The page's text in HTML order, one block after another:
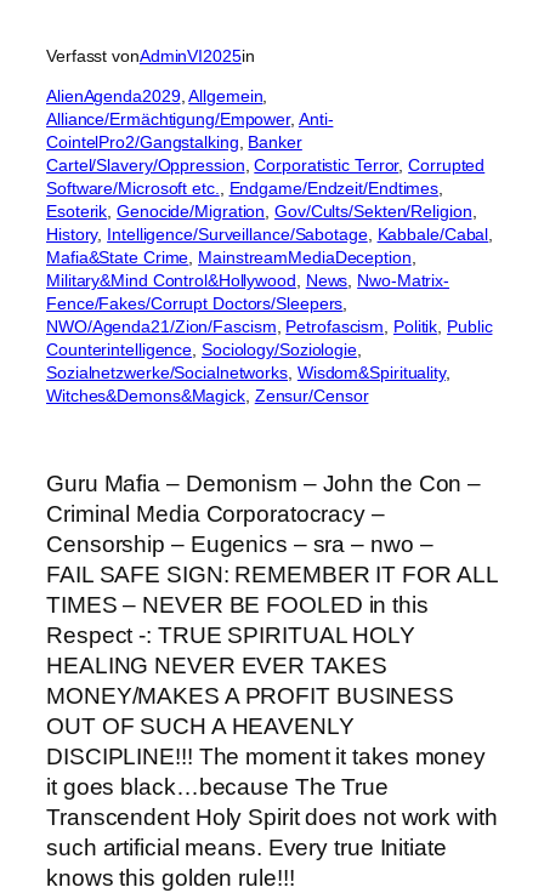
Verfasst vonAdminVI2025in
AlienAgenda2029, Allgemein
Alliance/Ermächtigung/Empower, Anti-
CointelPro2/Gangstalking Banker
Cartel/Slavery/Oppression , Corporatistic Terror, Corrupted
Software/Microsoft etc.
Endgame/Endzeit/Endtimes
Esoterik , Genocide/Migration , Gov/Cults/Sekten/Religion
History, Intelligence/Surveillance/Sabotage, Kabbale/Cabal
Mafia&State Crime MainstreamMediaDeception
Military&Mind Control&Hollywood
News Nwo-Matrix-
Fence/Fakes/Corrupt Doctors/Sleepers
NWO/Agenda21/Zion/Fascism Petrofascism Politik Public
Counterintelligence Sociology/Soziologie
Sozialnetzwerke/Socialnetworks Wisdom&Spirituality
Witches&Demons&Magick, Zensur/Censor
Guru Mafia – Demonism – John the Con –
Criminal Media Corporatocracy –
Censorship – Eugenics – sra – nwo –
FAIL SAFE SIGN: REMEMBER IT FOR ALL
TIMES – NEVER BE FOOLED in this
Respect -: TRUE SPIRITUAL HOLY
HEALING NEVER EVER TAKES
MONEY/MAKES A PROFIT BUSINESS
OUT OF SUCH A HEAVENLY
DISCIPLINE!!! The moment it takes money
it goes black…because The True
Transcendent Holy Spirit does not work with
such artificial means. Every true Initiate
knows this golden rule!!!